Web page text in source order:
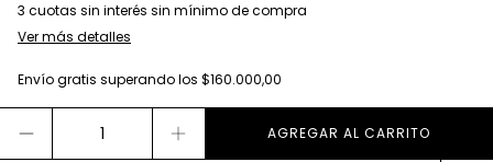
Ver más detalles
Envío gratis superando los $160.000,00